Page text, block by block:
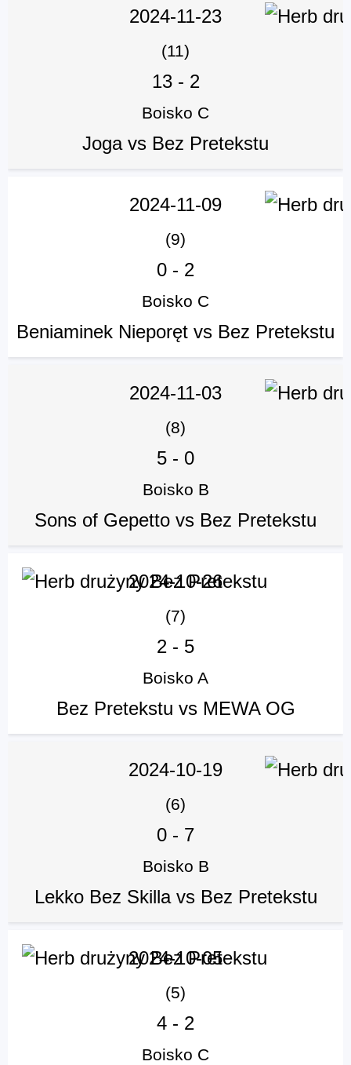
2024-11-23
(11)
13- 2
Boisko C
Joga vs Bez Pretekstu
2024-11-09
(9)
0 - 2
Boisko C
Beniaminek Nieporęt vs Bez Pretekstu
2024-11-03
(8)
5 - 0
Boisko B
Sons of Gepetto vs Bez Pretekstu
2024-10-26
(7)
2 - 5
Boisko A
Bez Pretekstu vs MEWA OG
2024-10-19
(6)
0 - 7
Boisko B
Lekko Bez Skilla vs Bez Pretekstu
2024-10-05
(5)
4 - 2
Boisko C